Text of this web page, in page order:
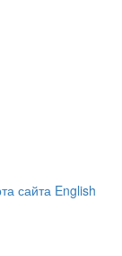
сайта English